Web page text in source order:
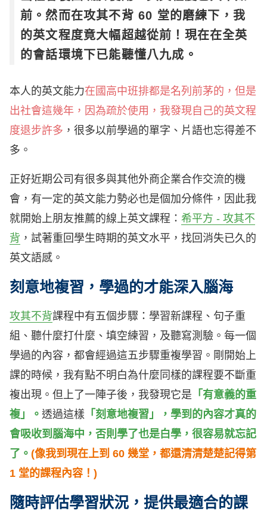
前。然而在攻其不背 60 堂的磨練下，我
的英文程度竟大幅超越從前！現在在全英
的會話環境下已能聽懂八九成。
本人的英文能力在國高中班排都是名列前茅的，但是
出社會這幾年，因為疏於使用 ，我發現自己的英文程
度退步許多 ，很多以前學過的單字、片語也忘得差不
多 。
正好近期公司有很多與其他外商企業合作交流的機
會，有一定的英文能力勢必也是個加分條件，因此我
就開始上朋友推薦的線上英文課程： 希平方 - 攻其不
背 ，試著重回學生時期的英文水平，找回消失已久的
英文語感。
刻意地複習，學過的才能深入腦海
攻其不背課程中有五個步驟：學習新課程、句子重
組、聽什麼打什麼、填空練習，及聽寫測驗。每一個
學過的內容，都會經過這五步驟重複學習。剛開始上
課的時候，我有點不明白為什麼同樣的課程要不斷重
複出現。但上了一陣子後，我發現它是 「有意義的重
複」。 透過這樣 「刻意地複習」
，學到的內容才真的
會吸收到腦海中，否則學了也是白學，很容易就忘記
了。 (像我到現在上到 60 幾堂，都還清清楚楚記得第
1 堂的課程內容！)
隨時評估學習狀況，提供最適合的課